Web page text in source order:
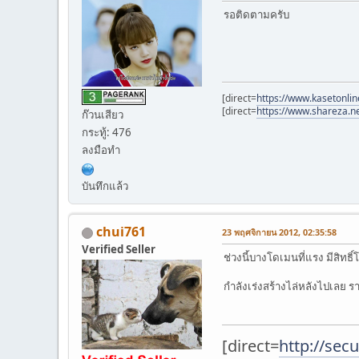
ก๊วนเสียว
กระทู้: 476
ลงมือทำ
บันทึกแล้ว
รอติดตามครับ
[direct=https://
[direct=https://
chui761
Verified Seller
23 พฤศจิกายน 2012, 02:35:58
ช่วงนี้บางโดเมนที่แรง มีสิท
กำลังเร่งสร้างไล่หลังไปเลย
[direct=http://